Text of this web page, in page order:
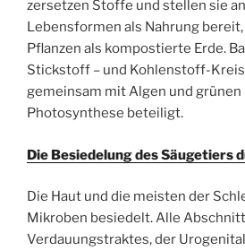
zersetzen Stoffe und stellen sie
Lebensformen als Nahrung
Pflanzen als kompostierte Erde.
Stickstoff – und Kohlenstoff-
gemeinsam mit Algen und grünen
Photosynthese beteiligt.
Die Besiedelung des Säugetiers
Die Haut und die meisten der
Mikroben besiedelt. Alle
Verdauungstraktes, der